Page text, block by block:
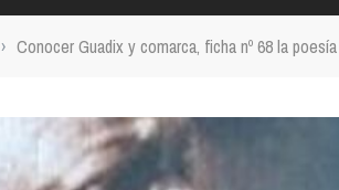
GALERÍA
OTRAS ACTIVIDADES
› Conocer Guadix y comarca, ficha nº 68 la